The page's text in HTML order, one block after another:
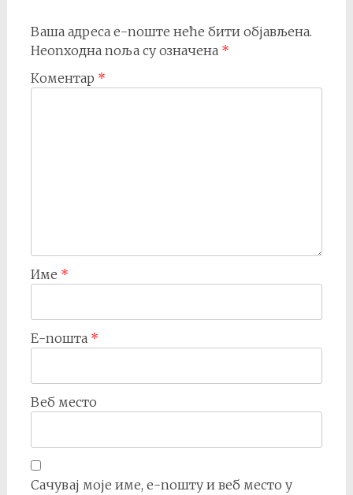
Ваша адреса е-поште неће бити објављена.
Неопходна поља су означена *
Коментар *
Име *
Е-пошта *
Веб место
Сачувај моје име, е-пошту и веб место у